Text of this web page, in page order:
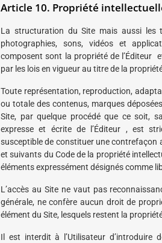
Article 10. Propriété
La structuration du Site mais aussi les
photographies, sons, vidéos et
composent sont la propriété de l’Éditeur
par les lois en vigueur au titre de la
Toute représentation, reproduction,
ou totale des contenus, marques
Site, par quelque procédé que ce soit,
expresse et écrite de l’Éditeur , est
susceptible de constituer une contrefaçon
et suivants du Code de la propriété
éléments expressément désignés comme
L’accès au Site ne vaut pas
générale, ne confère aucun droit de
élément du Site, lesquels restent la
Il est interdit à l’Utilisateur d’introduire